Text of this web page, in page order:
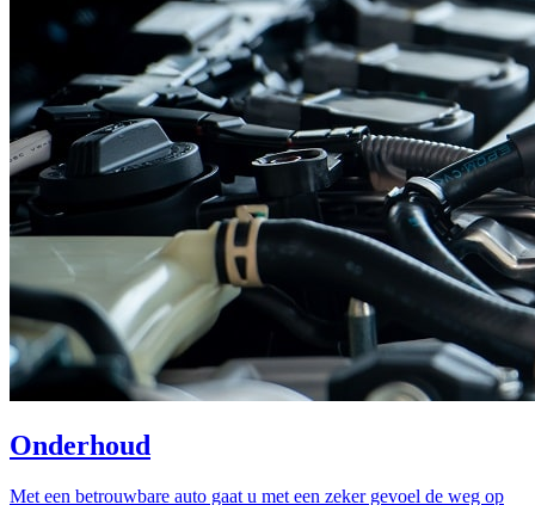
Onderhoud
Met een betrouwbare auto gaat u met een zeker gevoel de weg op